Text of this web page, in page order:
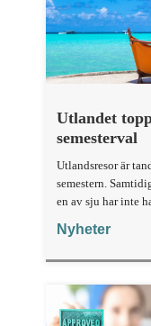
Utlandet
semesterval
Utlandsresor är
semestern.
en av sju har inte
Nyheter